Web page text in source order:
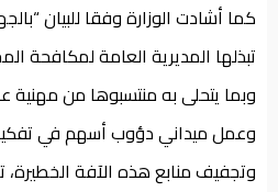
كما أشادت الوزارة وفقا للبيان
تبذلها المديرية العامة لمكافحة
وبما يتحلى به منتسبوها من مهنية
وعمل ميداني دؤوب أسهم في
وتجفيف منابع هذه الآفة الخطيرة،